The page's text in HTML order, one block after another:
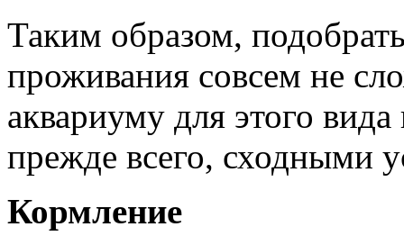
Таким образом,
проживания совсем не
аквариуму для этого
прежде всего, сходными
Кормление